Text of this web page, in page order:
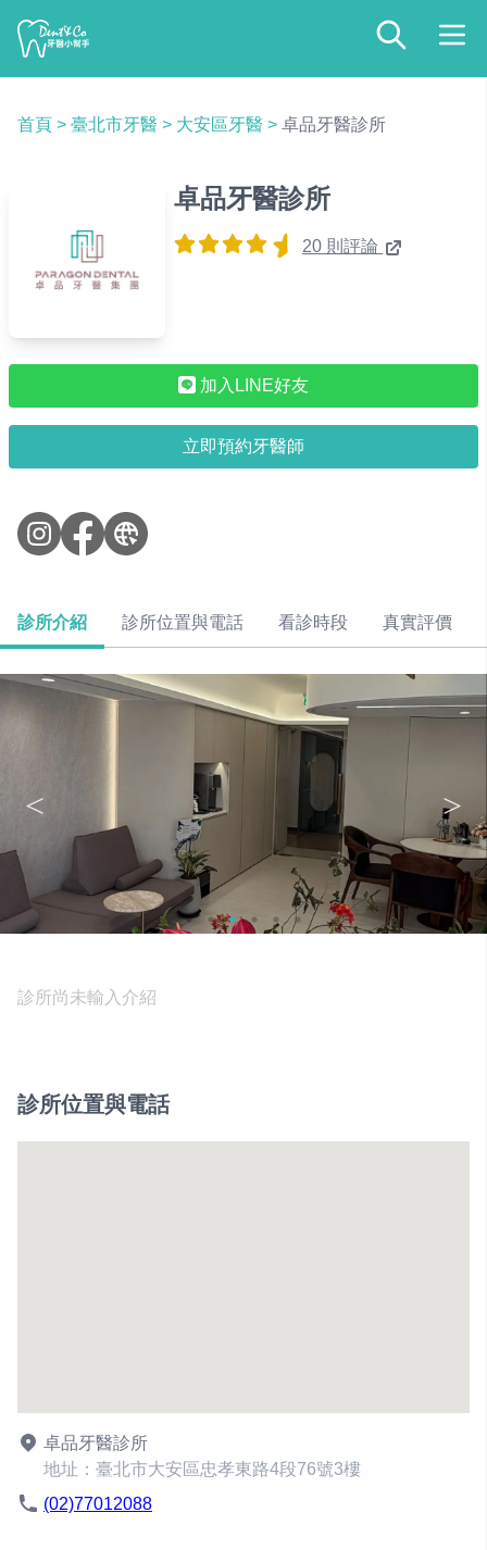
首頁 > 臺北市牙醫 > 大安區牙醫 > 卓品牙醫診所
卓品牙醫診所
20 則評論
加入LINE好友
立即預約牙醫師
診所介紹 診所位置與電話 看診時段 真實評價
診所尚未輸入介紹
診所位置與電話
卓品牙醫診所
地址：臺北市大安區忠孝東路4段76號3樓
(02)77012088